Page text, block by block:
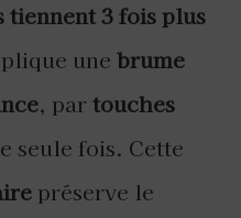
tiennent 3 fois plus
une brume
, partouches
seule fois. Cette
préserve le